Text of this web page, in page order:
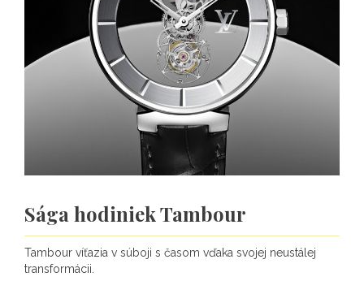
Sága hodiniek Tambour
Tambour víťazia v súboji s časom vďaka svojej neustálej
transformácii.